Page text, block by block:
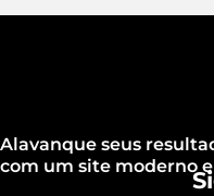
Alavanque seus
com um site moderno